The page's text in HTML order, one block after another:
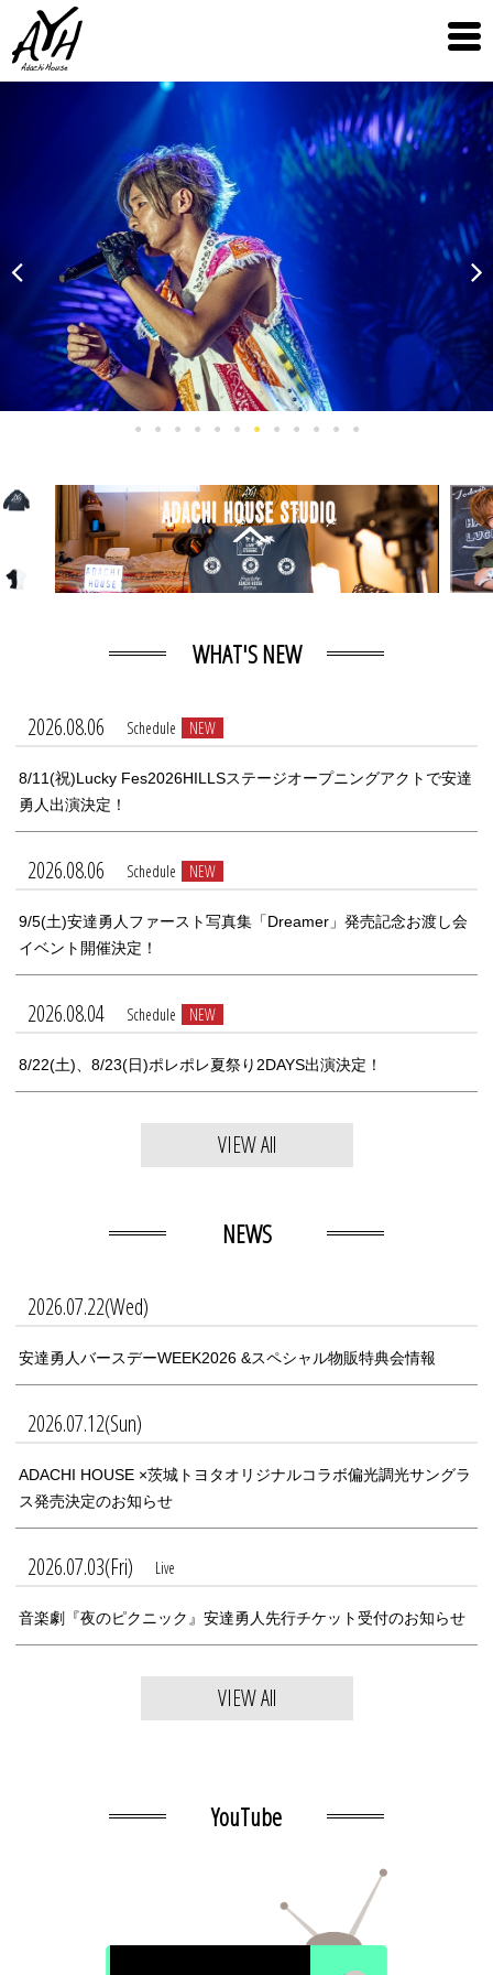
WHAT'S NEW
2026.08.06 Schedule NEW
8/11(祝)Lucky Fes2026HILLSステージオープニングアクトで安達
勇人出演決定！
2026.08.06 Schedule NEW
9/5(土)安達勇人ファースト写真集「Dreamer」発売記念お渡し会
イベント開催決定！
2026.08.04 Schedule NEW
8/22(土)、8/23(日)ポレポレ夏祭り2DAYS出演決定！
VIEW All
NEWS
2026.07.22(Wed)
安達勇人バースデーWEEK2026 &スペシャル物販特典会情報
2026.07.12(Sun)
ADACHI HOUSE ×茨城トヨタオリジナルコラボ偏光調光サングラ
ス発売決定のお知らせ
2026.07.03(Fri) Live
音楽劇『夜のピクニック』安達勇人先行チケット受付のお知らせ
VIEW All
YouTube